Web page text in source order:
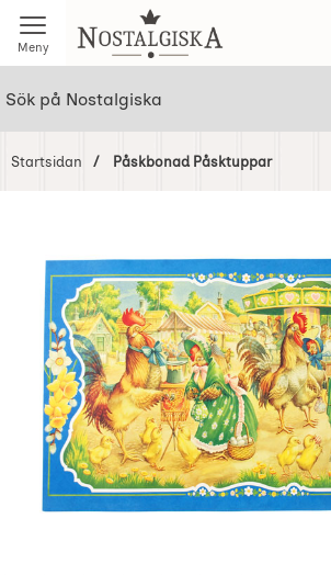
Meny Startsidan för
Startsidan Påskbonad Påsktuppar